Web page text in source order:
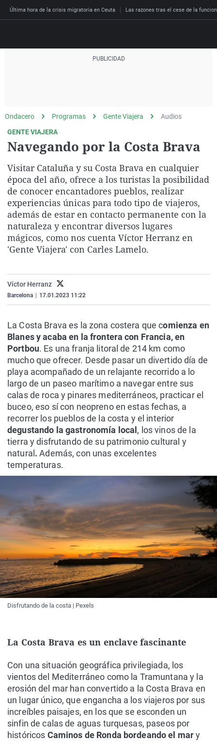
Última hora de la crisis migratoria en Ceuta Las razones tras el cese de la
Julia en la onda
Radioestadio
Radioestadio noche
El colegio invisible
La rosa de los vientos
Gente viajera
Expedientes del más
Invisibles
Prohibido morirse
Esto no ha pasado
Caso
Retornados
Operación Viuda
Baleares
Cataluña
Comunidad de Madrid
Comunitat Valenciana
Extremadura
Galicia
Navarra
Economía
Deportes
Tenis
El tiempo
Más noticias
Salud
Ciencia y Tecnología
Gastronomía
Medio ambiente
Virales
Televisión
Ondacero Programas Gente Viajera
Audios
GENTE VIAJERA
Navegando por la Costa Brava
Visitar Cataluña y su Costa Brava en cualquier
época del año, ofrece a los turistas la posibilidad
de conocer encantadores pueblos, realizar
experiencias únicas para todo tipo de viajeros,
además de estar en contacto permanente con la
naturaleza y encontrar diversos lugares
mágicos, como nos cuenta Víctor Herranz en
'Gente Viajera' con Carles Lamelo.
Víctor Herranz
Barcelona 17.01.2023 11:22
La Costa Brava es la zona costera que comienza en
Blanes y acaba en la frontera con Francia, en
Portbou. Es una franja litoral de 214 km como
mucho que ofrecer. Desde pasar un divertido día de
playa acompañado de un relajante recorrido a lo
largo de un paseo marítimo a navegar entre sus
calas de roca y pinares mediterráneos, practicar el
buceo, eso sí con neopreno en estas fechas, a
recorrer los pueblos de la costa y el interior
degustando la gastronomía local , los vinos de la
tierra y disfrutando de su patrimonio cultural y
natural .Además, con unas excelentes
temperaturas.
Disfrutando de la costa | Pexels
La Costa Brava es un enclave fascinante
Con una situación geográfica privilegiada, los
vientos del Mediterráneo como la Tramuntana y la
erosión del mar han convertido a la Costa Brava en
un lugar único, que engancha a los viajeros por sus
increíbles paisajes, en los que se esconden un
sinfin de calas de aguas turquesas, paseos por
históricos Caminos de Ronda bordeando el mary